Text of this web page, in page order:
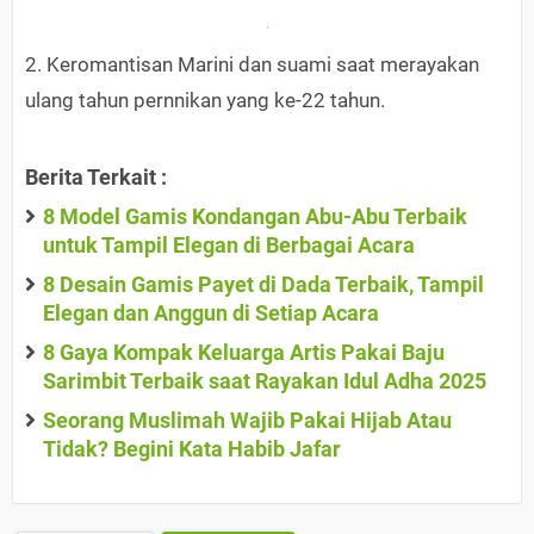
2. Keromantisan Marini dan suami saat merayakan
ulang tahun pernnikan yang ke-22 tahun.
Berita Terkait :
8 Model Gamis Kondangan Abu-Abu Terbaik
untuk Tampil Elegan di Berbagai Acara
8 Desain Gamis Payet di Dada Terbaik, Tampil
Elegan dan Anggun di Setiap Acara
8 Gaya Kompak Keluarga Artis Pakai Baju
Sarimbit Terbaik saat Rayakan Idul Adha 2025
Seorang Muslimah Wajib Pakai Hijab Atau
Tidak? Begini Kata Habib Jafar